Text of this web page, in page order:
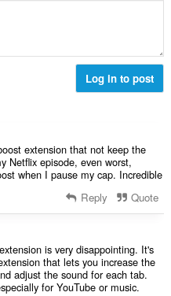
Log in to post
extension that not keep the
Netflix episode, even worst,
when I pause my cap. Incredible
Reply Quote
is very disappointing. It's
that lets you increase the
adjust the sound for each tab.
for YouTube or music.